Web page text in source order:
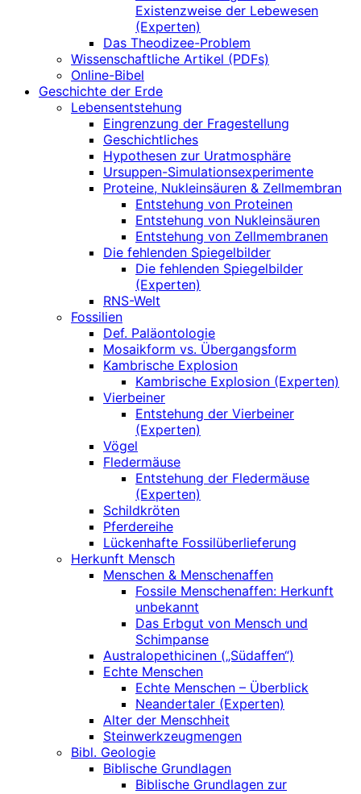
Existenzweise der Lebewesen
(Experten)
Das Theodizee-Problem
Wissenschaftliche Artikel (PDFs)
Online-Bibel
Geschichte der Erde
Lebensentstehung
Eingrenzung der Fragestellung
Geschichtliches
Hypothesen zur Uratmosphäre
Ursuppen-Simulationsexperimente
Proteine, Nukleinsäuren & Zellmembran
Entstehung von Proteinen
Entstehung von Nukleinsäuren
Entstehung von Zellmembranen
Die fehlenden Spiegelbilder
Die fehlenden Spiegelbilder
(Experten)
RNS-Welt
Fossilien
Def. Paläontologie
Mosaikform vs. Übergangsform
Kambrische Explosion
Kambrische Explosion (Experten)
Vierbeiner
Entstehung der Vierbeiner
(Experten)
Vögel
Fledermäuse
Entstehung der Fledermäuse
(Experten)
Schildkröten
Pferdereihe
Lückenhafte Fossilüberlieferung
Herkunft Mensch
Menschen & Menschenaffen
Fossile Menschenaffen: Herkunft
unbekannt
Das Erbgut von Mensch und
Schimpanse
Australopethicinen („Südaffen“)
Echte Menschen
Echte Menschen – Überblick
Neandertaler (Experten)
Alter der Menschheit
Steinwerkzeugmengen
Bibl. Geologie
Biblische Grundlagen
Biblische Grundlagen zur